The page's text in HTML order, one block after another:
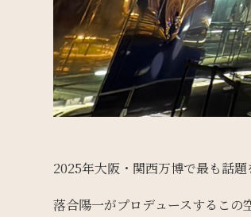
2025年大阪・関西万博で最も話
落合陽一がプロデュースするこ